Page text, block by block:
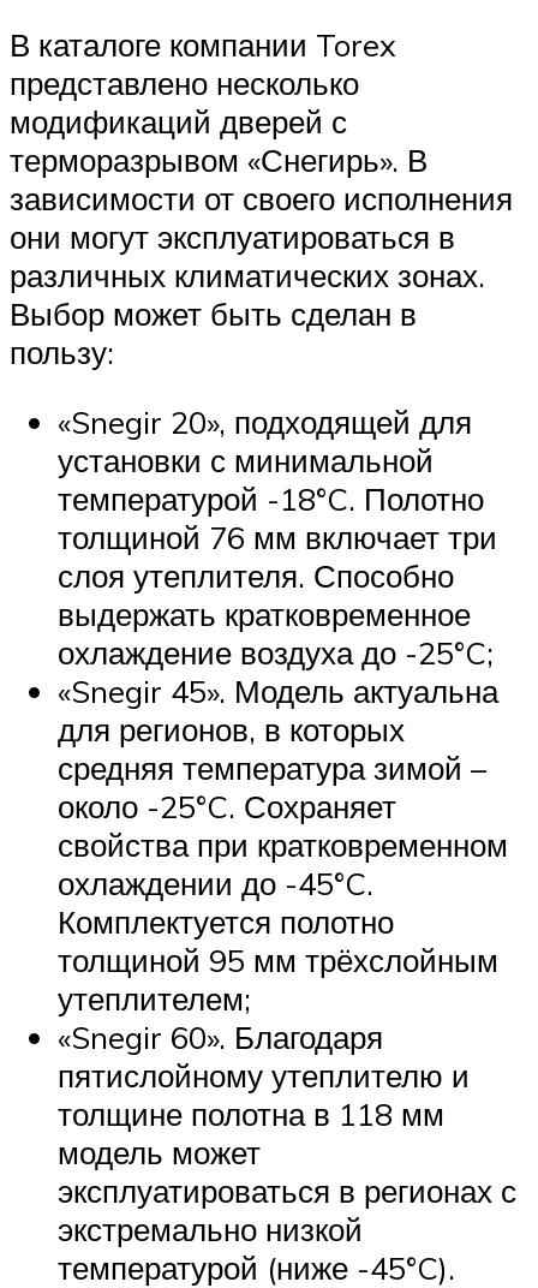
В каталоге компании Torex
представлено несколько
модификаций дверей с
терморазрывом «Снегирь». В
зависимости от своего исполнения
они могут эксплуатироваться в
различных климатических зонах.
Выбор может быть сделан в
пользу:
«Snegir 20», подходящей для
установки с минимальной
температурой -18°C. Полотно
толщиной 76 мм включает три
слоя утеплителя. Способно
выдержать кратковременное
охлаждение воздуха до -25°C;
«Snegir 45». Модель актуальна
для регионов, в которых
средняя температура зимой –
около -25°C. Сохраняет
свойства при кратковременном
охлаждении до -45°C.
Комплектуется полотно
толщиной 95 мм трёхслойным
утеплителем;
«Snegir 60». Благодаря
пятислойному утеплителю и
толщине полотна в 118 мм
модель может
эксплуатироваться в регионах с
экстремально низкой
температурой (ниже -45°C).